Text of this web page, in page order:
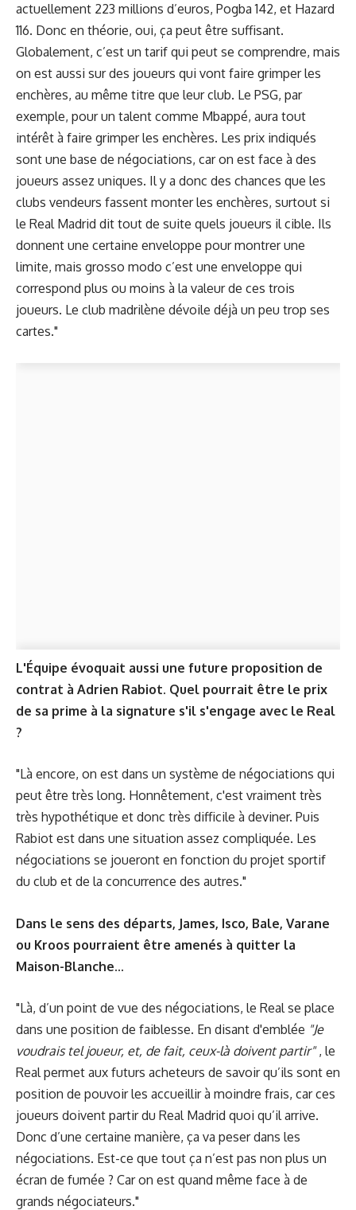
actuellement 223 millions d’euros, Pogba 142, et Hazard
116. Donc en théorie, oui, ça peut être suffisant.
Globalement, c’est un tarif qui peut se comprendre, mais
on est aussi sur des joueurs qui vont faire grimper les
enchères, au même titre que leur club. Le PSG, par
exemple, pour un talent comme Mbappé, aura tout
intérêt à faire grimper les enchères. Les prix indiqués
sont une base de négociations, car on est face à des
joueurs assez uniques. Il y a donc des chances que les
clubs vendeurs fassent monter les enchères, surtout si
le Real Madrid dit tout de suite quels joueurs il cible. Ils
donnent une certaine enveloppe pour montrer une
limite, mais grosso modo c’est une enveloppe qui
correspond plus ou moins à la valeur de ces trois
joueurs. Le club madrilène dévoile déjà un peu trop ses
cartes."
L'Équipe évoquait aussi une future proposition de
contrat à Adrien Rabiot. Quel pourrait être le prix
de sa prime à la signature s'il s'engage avec le Real
?
"Là encore, on est dans un système de négociations qui
peut être très long. Honnêtement, c'est vraiment très
très hypothétique et donc très difficile à deviner. Puis
Rabiot est dans une situation assez compliquée. Les
négociations se joueront en fonction du projet sportif
du club et de la concurrence des autres."
Dans le sens des départs, James, Isco, Bale, Varane
ou Kroos pourraient être amenés à quitter la
Maison-Blanche...
"Là, d’un point de vue des négociations, le Real se place
dans une position de faiblesse. En disant d'emblée "Je
voudrais tel joueur, et, de fait, ceux-là doivent partir", le
Real permet aux futurs acheteurs de savoir qu’ils sont en
position de pouvoir les accueillir à moindre frais, car ces
joueurs doivent partir du Real Madrid quoi qu’il arrive.
Donc d’une certaine manière, ça va peser dans les
négociations. Est-ce que tout ça n’est pas non plus un
écran de fumée ? Car on est quand même face à de
grands négociateurs."